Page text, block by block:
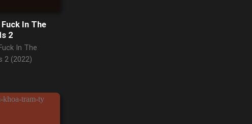
Fuck In The
2
In The
2 (2022)